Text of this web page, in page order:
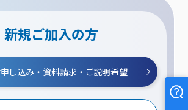
新規ご加入の方
し込み・資料請求・ご説明希望